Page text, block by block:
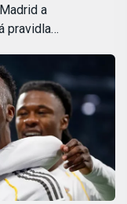
a
pravidla…